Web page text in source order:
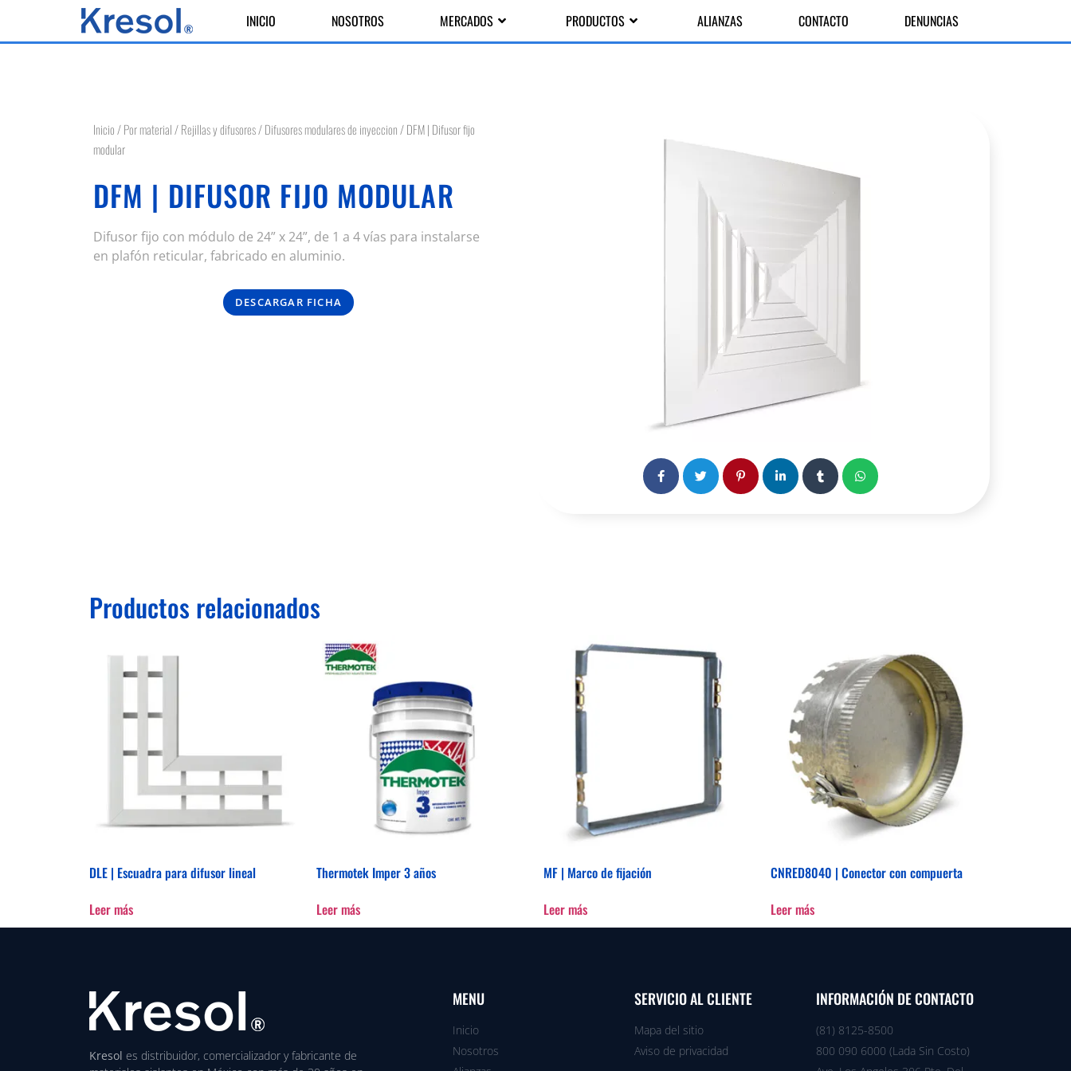
INICIO NOSOTROS MERCADOS PRODUCTOS ALIANZAS CONTACTO DENUNCIAS
Inicio/Por material/Rejillas y difusores/Difusores modulares de inyeccion/ DFM | Difusor fijo
modular
DFM | DIFUSOR FIJO MODULAR
Difusor fijo con módulo de 24” x 24”, de 1 a 4 vías para instalarse
en plafón reticular, fabricado en aluminio.
DESCARGAR FICHA
Productos relacionados
DLE | Escuadra para difusor lineal
Leer más
Thermotek Imper 3 años
Leer más
MF | Marco de fijación
Leer más
CNRED8040 | Conector con compuerta
Leer más
Kresol es distribuidor, comercializador y fabricante de
MENU
Inicio
Nosotros
SERVICIO AL CLIENTE
Mapa del sitio
Aviso de privacidad
INFORMACIÓN DE CONTACTO
(81) 8125-8500
800 090 6000 (Lada Sin Costo)